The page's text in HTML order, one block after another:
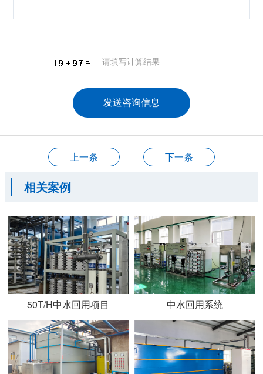
上一条 下一条
相关案例
50T/H中水回用项目 中水回用系统